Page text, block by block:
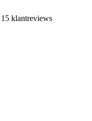
klantreviews